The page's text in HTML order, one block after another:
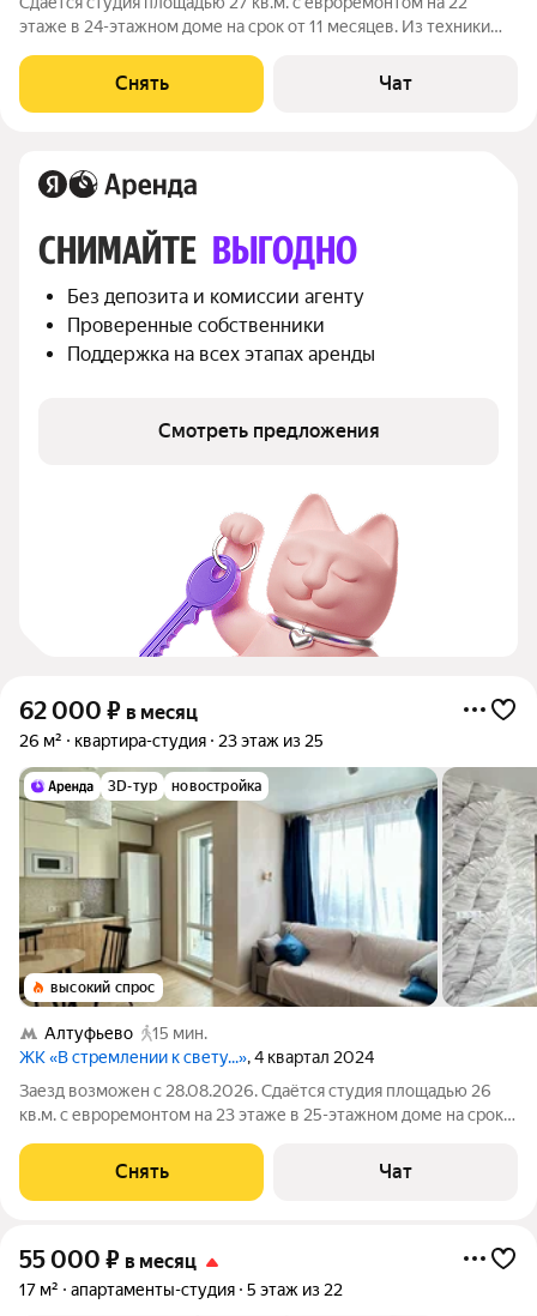
этаже в 24-этажном доме на срок от 11 месяцев. Из техники
Холодильник Посудомоечная машина Кондиционер
Микроволновка Дом - монолитный, окна
Снять Чат
СНИМАЙТЕ ВЫГОДНО
Без депозита и комиссии агенту
Проверенные собственники
Поддержка на всех этапах аренды
Смотреть предложения
62 000 ₽ в месяц
26 м² квартира-студия 23 этаж из 25
3D-тур новостройка
высокий спрос
Алтуфьево
15 мин.
ЖК «В стремлении к свету...», 4 квартал 2024
Заезд возможен с 28.08.2026. Сдаётся студия площадью 26
кв.м. с евроремонтом на 23 этаже в 25-этажном доме на срок
Холодильник Кондиционер Микроволновка Дом - монолитный,
окна выходят на улицу. В
Снять Чат
55 000 ₽ в месяц
17 м² апартаменты-студия 5 этаж из 22